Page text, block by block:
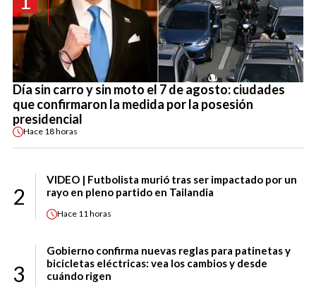
Día sin carro y sin moto el 7 de agosto: ciudades
que confirmaron la medida por la posesión
presidencial
Hace 18 horas
2
VIDEO | Futbolista murió tras ser impactado por un
rayo en pleno partido en Tailandia
Hace 11 horas
3
Gobierno confirma nuevas reglas para patinetas y
bicicletas eléctricas: vea los cambios y desde
cuándo rigen